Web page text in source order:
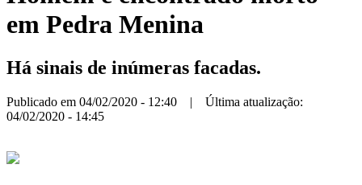
em Pedra Menina
Há sinais de inúmeras facadas.
Publicado em 04/02/2020 - 12:40 | Última atualização:
04/02/2020 - 14:45